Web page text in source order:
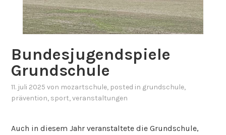
Bundesjugendspiele
Grundschule
11. juli 2025 von mozartschule, posted in grundschule,
prävention, sport,veranstaltungen
Auch in diesem Jahr veranstaltete die Grundschule,